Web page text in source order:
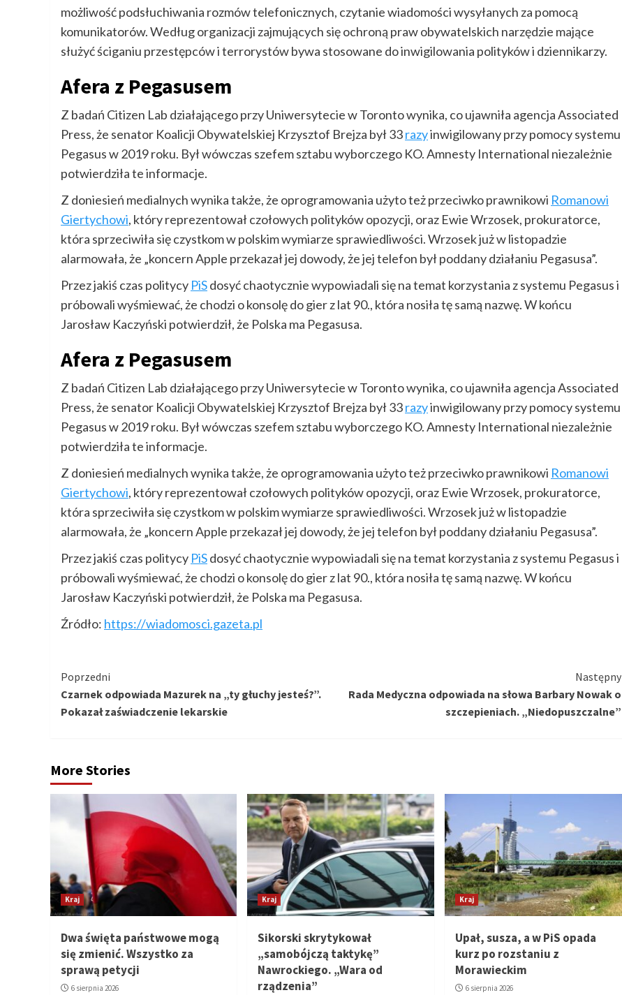
możliwość podsłuchiwania rozmów telefonicznych, czytanie wiadomości wysyłanych za pomocą
komunikatorów. Według organizacji zajmujących się ochroną praw obywatelskich narzędzie mające
służyć ściganiu przestępców i terrorystów bywa stosowane do inwigilowania polityków i dziennikarzy.
Afera z Pegasusem
Z badań Citizen Lab działającego przy Uniwersytecie w Toronto wynika, co ujawniła agencja Associated
Press, że senator Koalicji Obywatelskiej Krzysztof Brejza był 33razyinwigilowany przy pomocy systemu
Pegasus w 2019 roku. Był wówczas szefem sztabu wyborczego KO. Amnesty International niezależnie
potwierdziła te informacje.
Z doniesień medialnych wynika także, że oprogramowania użyto też przeciwko prawnikowi Romanowi
Giertychowi, który reprezentował czołowych polityków opozycji, oraz Ewie Wrzosek, prokuratorce,
która sprzeciwiła się czystkom w polskim wymiarze sprawiedliwości. Wrzosek już w listopadzie
alarmowała, że „koncern Apple przekazał jej dowody, że jej telefon był poddany działaniu Pegasusa”.
Przez jakiś czas politycy PiSdosyć chaotycznie wypowiadali się na temat korzystania z systemu Pegasus i
próbowali wyśmiewać, że chodzi o konsolę do gier z lat 90., która nosiła tę samą nazwę. W końcu
Jarosław Kaczyński potwierdził, że Polska ma Pegasusa.
Afera z Pegasusem
Z badań Citizen Lab działającego przy Uniwersytecie w Toronto wynika, co ujawniła agencja Associated
Press, że senator Koalicji Obywatelskiej Krzysztof Brejza był 33razyinwigilowany przy pomocy systemu
Pegasus w 2019 roku. Był wówczas szefem sztabu wyborczego KO. Amnesty International niezależnie
potwierdziła te informacje.
Z doniesień medialnych wynika także, że oprogramowania użyto też przeciwko prawnikowi Romanowi
Giertychowi, który reprezentował czołowych polityków opozycji, oraz Ewie Wrzosek, prokuratorce,
która sprzeciwiła się czystkom w polskim wymiarze sprawiedliwości. Wrzosek już w listopadzie
alarmowała, że „koncern Apple przekazał jej dowody, że jej telefon był poddany działaniu Pegasusa”.
Przez jakiś czas politycy PiSdosyć chaotycznie wypowiadali się na temat korzystania z systemu Pegasus i
próbowali wyśmiewać, że chodzi o konsolę do gier z lat 90., która nosiła tę samą nazwę. W końcu
Jarosław Kaczyński potwierdził, że Polska ma Pegasusa.
Źródło: https://wiadomosci.gazeta.pl
Kontynuuj
czytanie
Poprzedni
Czarnek odpowiada Mazurek na „ty głuchy jesteś?”.
Pokazał zaświadczenie lekarskie
Następny
Rada Medyczna odpowiada na słowa Barbary Nowak o
szczepieniach. „Niedopuszczalne”
More Stories
Kraj
Dwa święta państwowe mogą
się zmienić. Wszystko za
sprawą petycji
6 sierpnia 2026
Kraj
Sikorski skrytykował
„samobójczą taktykę”
Nawrockiego. „Wara od
rządzenia”
Kraj
Upał, susza, a w PiS opada
kurz po rozstaniu z
Morawieckim
6 sierpnia 2026